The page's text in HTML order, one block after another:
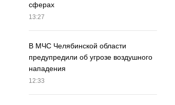
сферах
13:27
В МЧС Челябинской области
предупредили об угрозе воздушного
нападения
12:33